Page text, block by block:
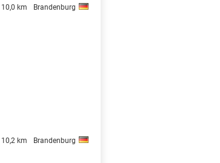
10,0 km Brandenburg
10,2 km Brandenburg